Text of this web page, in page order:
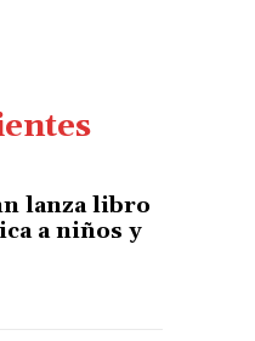
lanza libro
a niños y